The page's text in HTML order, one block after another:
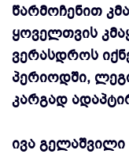
წარმოჩენით
ყოველთვის
ვერასდროს
პერიოდში,
კარგად
ივა